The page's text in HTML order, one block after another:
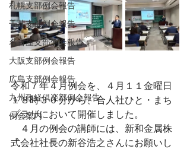
札幌支部例会報告
千葉支部例会報告
名古屋支部例会報告
大阪支部例会報告
広島支部例会報告
九州政経倶楽部例会報告
例会案内
令和７年４月例会を、４月１１金曜日
１８時３０分から、合人社ひと・まち
プラザにおいて開催しました。
４月の例会の講師には、新和金属株
式会社社長の新谷浩之さんにお願いし